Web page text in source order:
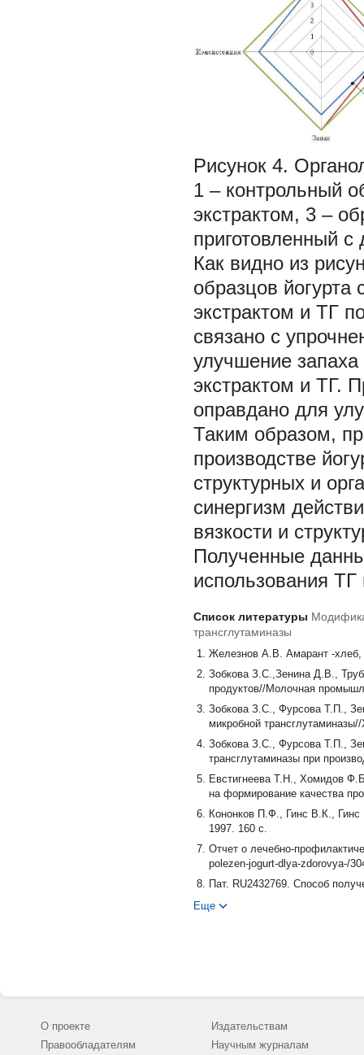
Рисунок 4.
1 – контрольный
экстрактом, 3 –
приготовленный
Как видно из
образцов
экстрактом и ТГ
связано с
улучшение
экстрактом и ТГ.
оправдано для
Таким образом,
производстве
структурных и
синергизм
вязкости и
Полученные
использования
Список литературы
трансглутаминазы
Железнов А.В. Амарант -
Зобкова З.С.,Зенина Д.В.,
продуктов//Молочная
Зобкова З.С., Фурсова Т.П.,
микробной
Зобкова З.С., Фурсова Т.П.,
трансглутаминазы при
Евстигнеева Т.Н., Хомидов
на формирование качества
Кононков П.Ф., Гинс В.К.,
1997. 160 с.
Отчет о лечебно-
polezen-jogurt-dlya-zdorovya-/
Пат. RU2432769. Способ
Jaros D., Rohm H. Enzymes
(Second Edition). 2011. P. 297-
Еще
О проекте
Правообладателям
Издательствам
Научным журналам